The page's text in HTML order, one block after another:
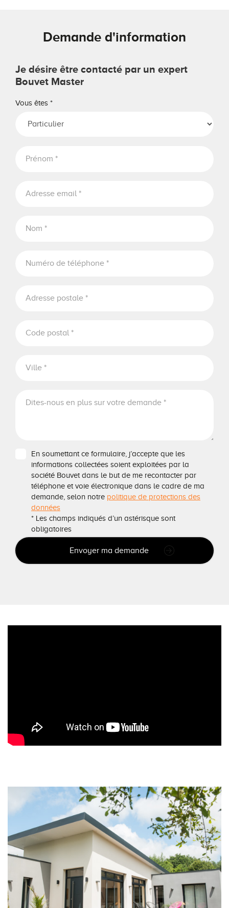
Demande d'information
Je désire être contacté par un expert
Bouvet Master
Vous êtes *
En soumettant ce formulaire, j’accepte que les
informations collectées soient exploitées par la
société Bouvet dans le but de me recontacter par
téléphone et voie électronique dans le cadre de ma
demande, selon notre politique de protections des
données
* Les champs indiqués d’un astérisque sont
obligatoires
Envoyer ma demande